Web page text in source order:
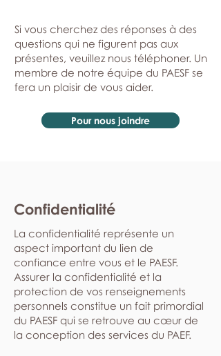
Si vous cherchez des réponses à des
questions qui ne figurent pas aux
présentes, veuillez nous téléphoner. Un
membre de notre équipe du PAESF se
fera un plaisir de vous aider.
Pour nous joindre
Confidentialité
La confidentialité représente un
aspect important du lien de
confiance entre vous et le PAESF.
Assurer la confidentialité et la
protection de vos renseignements
personnels constitue un fait primordial
du PAESF qui se retrouve au cœur de
la conception des services du PAEF.